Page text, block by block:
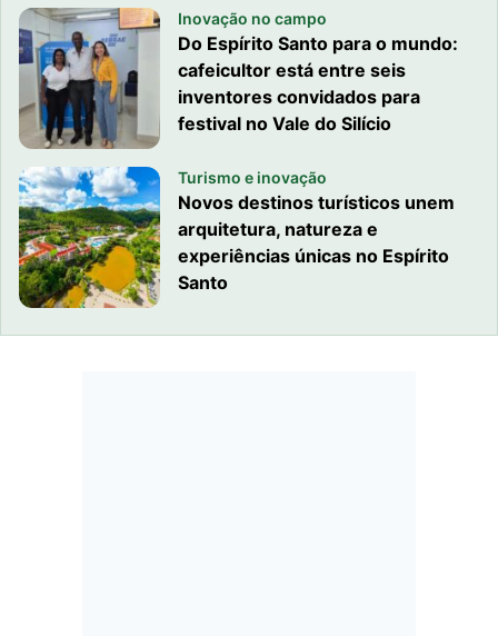
Inovação no campo
Do Espírito Santo para o mundo:
cafeicultor está entre seis
inventores convidados para
festival no Vale do Silício
Turismo e inovação
Novos destinos turísticos unem
arquitetura, natureza e
experiências únicas no Espírito
Santo